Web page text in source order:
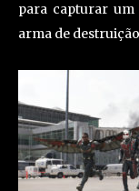
para capturar um
arma de